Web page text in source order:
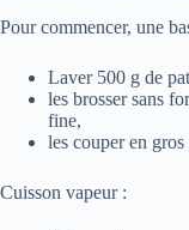
Pour commencer, une
Laver 500 g de
les brosser sans
fine,
les couper en
Cuisson vapeur :